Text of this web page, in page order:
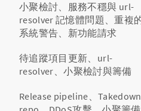
小聚檢討、服務不穩與 url-
resolver 記憶體問題、重複
系統警告、新功能請求
待追蹤項目更新、url-
resolver、小聚檢討與籌備
Release pipeline、Takedown